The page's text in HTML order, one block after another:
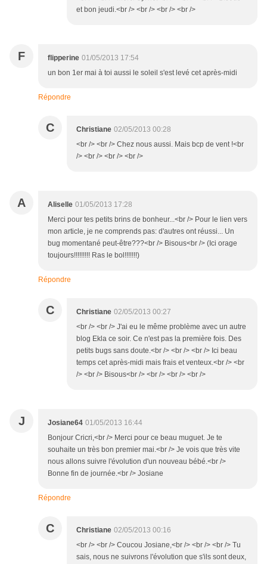
et bon jeudi.<br /> <br /> <br /> <br />
F flipperine 01/05/2013 17:54
un bon 1er mai à toi aussi le soleil s'est levé cet après-midi
Répondre
C Christiane 02/05/2013 00:28
<br /> <br /> Chez nous aussi. Mais bcp de vent !<br
/> <br /> <br /> <br />
A Aliselle 01/05/2013 17:28
Merci pour tes petits brins de bonheur...<br /> Pour le lien vers
mon article, je ne comprends pas: d'autres ont réussi... Un
bug momentané peut-être???<br /> Bisous<br /> (Ici orage
toujours!!!!!!!!! Ras le bol!!!!!!!)
Répondre
C Christiane 02/05/2013 00:27
<br /> <br /> J'ai eu le même problème avec un autre
blog Ekla ce soir. Ce n'est pas la première fois. Des
petits bugs sans doute.<br /> <br /> <br /> Ici beau
temps cet après-midi mais frais et venteux.<br /> <br
/> <br /> Bisous<br /> <br /> <br /> <br />
J Josiane64 01/05/2013 16:44
Bonjour Cricri,<br /> Merci pour ce beau muguet. Je te
souhaite un très bon premier mai.<br /> Je vois que très vite
nous allons suivre l'évolution d'un nouveau bébé.<br />
Bonne fin de journée.<br /> Josiane
Répondre
C Christiane 02/05/2013 00:16
<br /> <br /> Coucou Josiane,<br /> <br /> <br /> Tu
sais, nous ne suivrons l'évolution que s'ils sont deux,